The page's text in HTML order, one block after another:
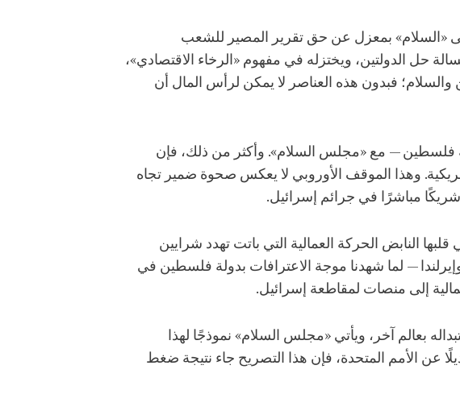
«السلام» بمعزل عن حق تقرير المصير للشعب
حل الدولتين، ويختزله في مفهوم «الرخاء الاقتصادي»،
فبدون هذه العناصر لا يمكن لرأس المال أن
فلسطين — مع «مجلس السلام». وأكثر من ذلك، فإن
وهذا الموقف الأوروبي لا يعكس صحوة ضمير تجاه
مباشرًا في جرائم إسرائيل.
النابض الحركة العمالية التي باتت تهدد شرايين
— لما شهدنا موجة الاعترافات بدولة فلسطين في
إلى منصات لمقاطعة إسرائيل.
بعالم آخر، ويأتي «مجلس السلام» نموذجًا لهذا
عن الأمم المتحدة، فإن هذا التصريح جاء نتيجة ضغط